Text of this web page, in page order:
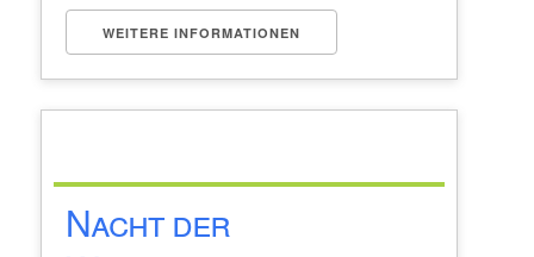
WEITERE INFORMATIONEN
Nacht der